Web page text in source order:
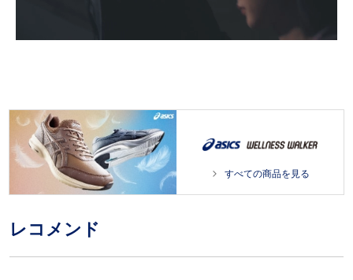
a
%
すべての商品を見る
レコメンド